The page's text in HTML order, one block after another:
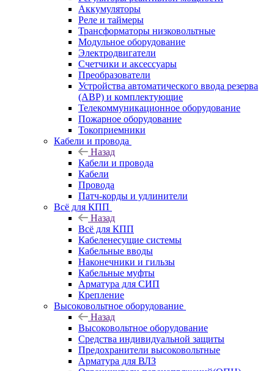
Аккумуляторы
Реле и таймеры
Трансформаторы низковольтные
Модульное оборудование
Электродвигатели
Счетчики и аксессуары
Преобразователи
Устройства автоматического ввода резерва
(АВР) и комплектующие
Телекоммуникационное оборудование
Пожарное оборудование
Токоприемники
Кабели и провода
Назад
Кабели и провода
Кабели
Провода
Патч-корды и удлинители
Всё для КПП
Назад
Всё для КПП
Кабеленесущие системы
Кабельные вводы
Наконечники и гильзы
Кабельные муфты
Арматура для СИП
Крепление
Высоковольтное оборудование
Назад
Высоковольтное оборудование
Средства индивидуальной защиты
Предохранители высоковольтные
Арматура для ВЛЗ